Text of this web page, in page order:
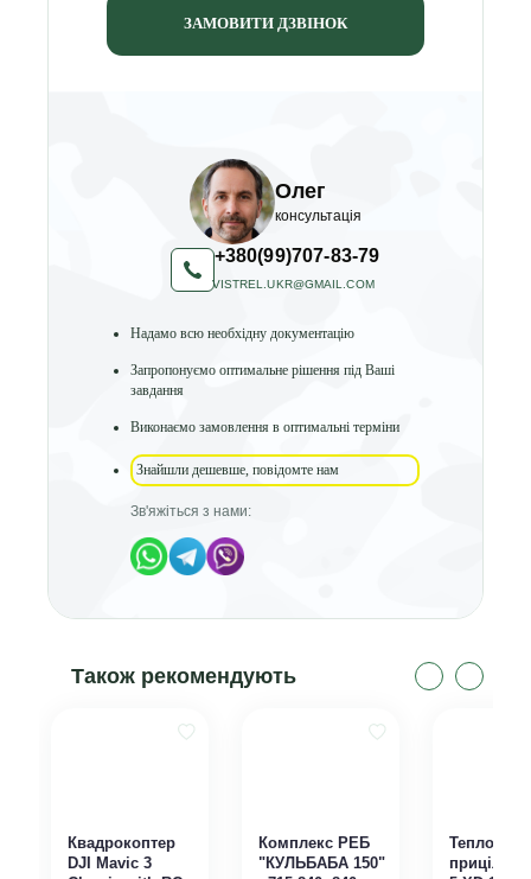
ЗАМОВИТИ ДЗВІНОК
Олег
консультація
+380(99)707-83-79
VISTREL.UKR@GMAIL.COM
Надамо всю необхідну документацію
Запропонуємо оптимальне рішення під Ваші
завдання
Виконаємо замовлення в оптимальні терміни
Знайшли дешевше, повідомте нам
Зв'яжіться з нами:
Також рекомендують
Квадрокоптер
DJI Mavic 3
Комплекс РЕБ
"КУЛЬБАБА 150"
приціл